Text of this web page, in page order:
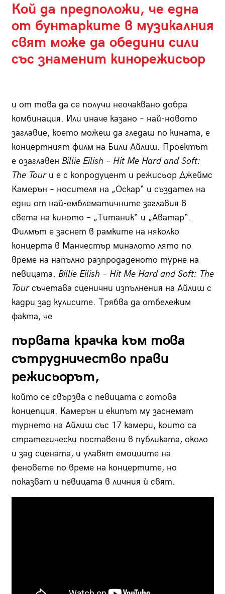
Кой да предположи, че една
от бунтарките в музикалния
свят може да обедини сили
със знаменит кинорежисьор
и от това да се получи неочаквано добра
комбинация. Или иначе казано – най-новото
заглавие, което можеш да гледаш по кината, е
концертният филм на Били Айлиш. Проектът
е озаглавен Billie Eilish – Hit Me Hard and Soft:
The Tourи е с копродуцент и режисьор Джеймс
Камерън – носителя на „Оскар“ и създател на
едни от най-емблематичните заглавия в
света на киното – „Титаник“ и „Аватар“.
Филмът е заснет в рамките на няколко
концерта в Манчестър миналото лято по
време на напълно разпродаденото турне на
певицата. Billie Eilish – Hit Me Hard and Soft: The
Tourсъчетава сценични изпълнения на Айлиш с
кадри зад кулисите. Трябва да отбележим
факта, че
първата крачка към това
сътрудничество прави
режисьорът,
който се свързва с певицата с готова
концепция. Камерън и екипът му заснемат
турнето на Айлиш със 17 камери, които са
стратегически поставени в публиката, около
и зад сцената, и улавят емоциите на
феновете по време на концертите, но
показват и певицата в личния ѝ свят.